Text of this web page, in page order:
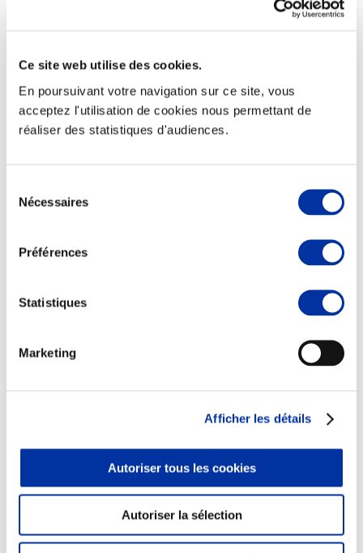
Ce site web utilise des cookies.
En poursuivant votre navigation sur ce site, vous
acceptez l'utilisation de cookies nous permettant de
réaliser des statistiques d'audiences.
Nécessaires
Préférences
Statistiques
Marketing
Afficher les détails
Autoriser tous les cookies
Autoriser la sélection
Elevage
Transport – mise en marché
Abattoir
Partenaire Climat
Juste rémunération et attractivité des métiers
Info-veille scientifique
Accords